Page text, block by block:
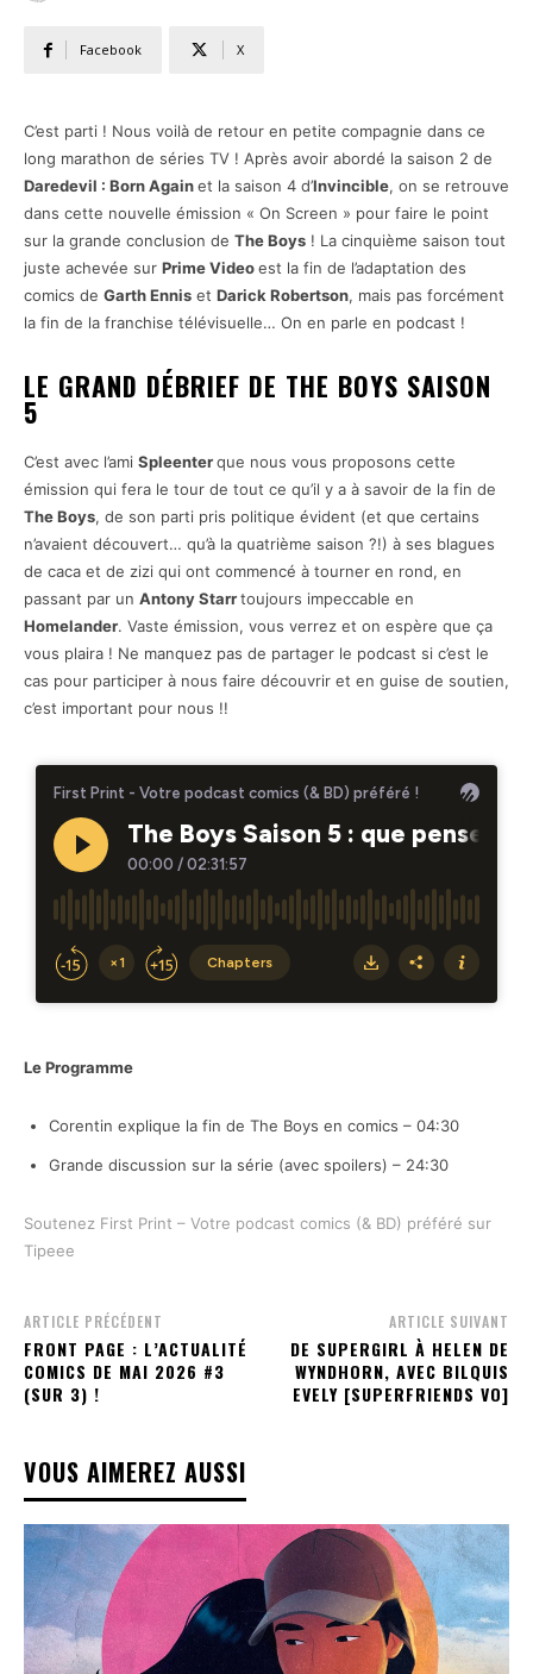
Facebook X
C’est parti ! Nous voilà de retour en petite compagnie dans ce
long marathon de séries TV ! Après avoir abordé la saison 2 de
Daredevil : Born Againet la saison 4 d’Invincible, on se retrouve
dans cette nouvelle émission « On Screen » pour faire le point
sur la grande conclusion de The Boys ! La cinquième saison tout
juste achevée sur Prime Videoest la fin de l’adaptation des
comics de Garth Ennis et Darick Robertson, mais pas forcément
la fin de la franchise télévisuelle… On en parle en podcast !
LE GRAND DÉBRIEF DE THE BOYS SAISON
5
C’est avec l’ami Spleenterque nous vous proposons cette
émission qui fera le tour de tout ce qu’il y a à savoir de la fin de
The Boys, de son parti pris politique évident (et que certains
n’avaient découvert… qu’à la quatrième saison ?!) à ses blagues
de caca et de zizi qui ont commencé à tourner en rond, en
passant par un Antony Starrtoujours impeccable en
Homelander. Vaste émission, vous verrez et on espère que ça
vous plaira ! Ne manquez pas de partager le podcast si c’est le
cas pour participer à nous faire découvrir et en guise de soutien,
c’est important pour nous !!
Le Programme
Corentin explique la fin de The Boys en comics – 04:30
Grande discussion sur la série (avec spoilers) – 24:30
Soutenez First Print – Votre podcast comics (& BD) préféré sur
Tipeee
ARTICLE PRÉCÉDENT
FRONT PAGE : L’ACTUALITÉ
COMICS DE MAI 2026 #3
(SUR 3) !
ARTICLE SUIVANT
DE SUPERGIRL À HELEN DE
WYNDHORN, AVEC BILQUIS
EVELY [SUPERFRIENDS VO]
VOUS AIMEREZ AUSSI